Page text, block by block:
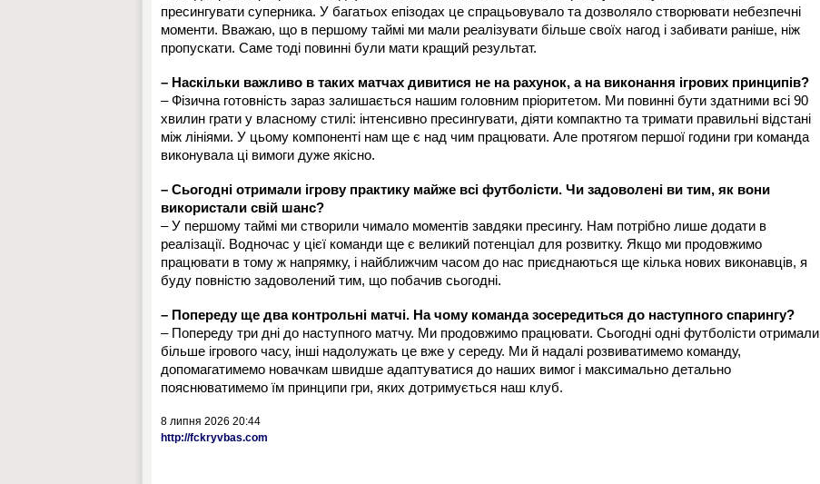
пресингувати суперника. У багатьох епізодах це спрацьовувало та дозволяло створювати небезпечні
моменти. Вважаю, що в першому таймі ми мали реалізувати більше своїх нагод і забивати раніше, ніж
пропускати. Саме тоді повинні були мати кращий результат.
– Наскільки важливо в таких матчах дивитися не на рахунок, а на виконання ігрових принципів?
– Фізична готовність зараз залишається нашим головним пріоритетом. Ми повинні бути здатними всі 90
хвилин грати у власному стилі: інтенсивно пресингувати, діяти компактно та тримати правильні відстані
між лініями. У цьому компоненті нам ще є над чим працювати. Але протягом першої години гри команда
виконувала ці вимоги дуже якісно.
– Сьогодні отримали ігрову практику майже всі футболісти. Чи задоволені ви тим, як вони
використали свій шанс?
– У першому таймі ми створили чимало моментів завдяки пресингу. Нам потрібно лише додати в
реалізації. Водночас у цієї команди ще є великий потенціал для розвитку. Якщо ми продовжимо
працювати в тому ж напрямку, і найближчим часом до нас приєднаються ще кілька нових виконавців, я
буду повністю задоволений тим, що побачив сьогодні.
– Попереду ще два контрольні матчі. На чому команда зосередиться до наступного спарингу?
– Попереду три дні до наступного матчу. Ми продовжимо працювати. Сьогодні одні футболісти отримали
більше ігрового часу, інші надолужать це вже у середу. Ми й надалі розвиватимемо команду,
допомагатимемо новачкам швидше адаптуватися до наших вимог і максимально детально
пояснюватимемо їм принципи гри, яких дотримується наш клуб.
8 липня 2026 20:44
http://fckryvbas.com